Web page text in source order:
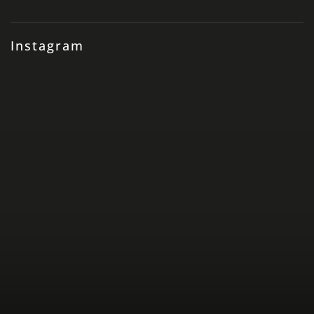
Instagram